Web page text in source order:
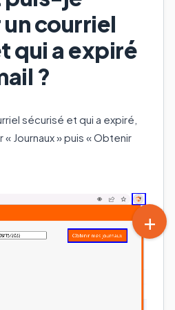
courriel
qui a expiré
?
sécurisé et qui a expiré,
Journaux » puis « Obtenir